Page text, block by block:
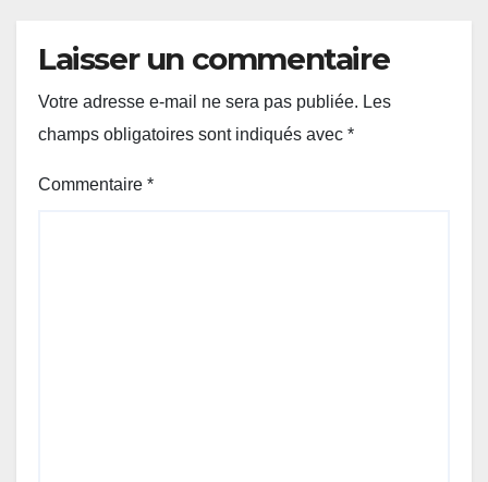
Laisser un commentaire
Votre adresse e-mail ne sera pas publiée. Les
champs obligatoires sont indiqués avec *
Commentaire *